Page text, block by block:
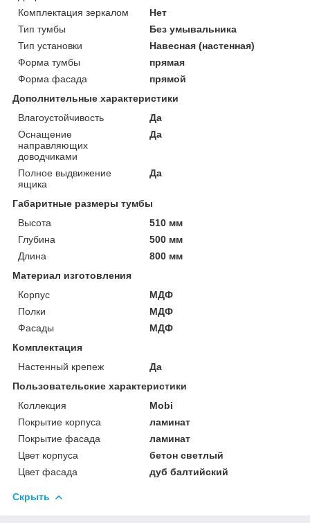
Комплектация зеркалом
Нет
Тип тумбы
Без умывальника
Тип установки
Навесная (настенная)
Форма тумбы
прямая
Форма фасада
прямой
Дополнительные характеристики
Влагоустойчивость
Да
Оснащение
направляющих
доводчиками
Да
Полное выдвижение
ящика
Да
Габаритные размеры тумбы
Высота
510 мм
Глубина
500 мм
Длина
800 мм
Материал изготовления
Корпус
МДФ
Полки
МДФ
Фасады
МДФ
Комплектация
Настенный крепеж
Да
Пользовательские характеристики
Коллекция
Mobi
Покрытие корпуса
ламинат
Покрытие фасада
ламинат
Цвет корпуса
бетон светлый
Цвет фасада
дуб балтийский
Скрыть